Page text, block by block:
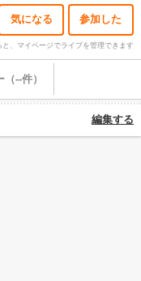
気になる 参加した
、マイページでライブを管理できます
--件）
編集する